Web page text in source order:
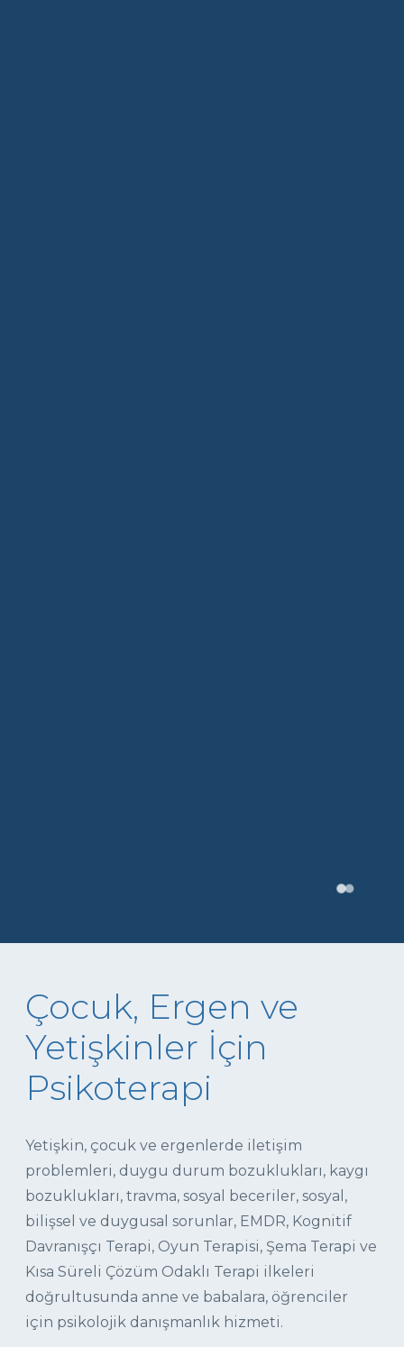
Çocuk, Ergen ve
Yetişkinler İçin
Psikoterapi
Yetişkin, çocuk ve ergenlerde iletişim
problemleri, duygu durum bozuklukları, kaygı
bozuklukları, travma, sosyal beceriler, sosyal,
bilişsel ve duygusal sorunlar, EMDR, Kognitif
Davranışçı Terapi, Oyun Terapisi, Şema Terapi ve
Kısa Süreli Çözüm Odaklı Terapi ilkeleri
doğrultusunda anne ve babalara, öğrenciler
için psikolojik danışmanlık hizmeti.